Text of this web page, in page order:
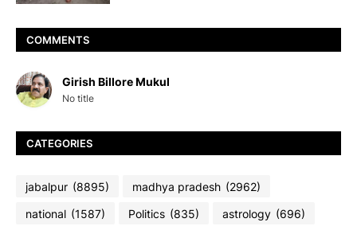
COMMENTS
Girish Billore Mukul
No title
CATEGORIES
jabalpur (8895) madhya pradesh (2962)
national (1587) Politics (835) astrology (696)